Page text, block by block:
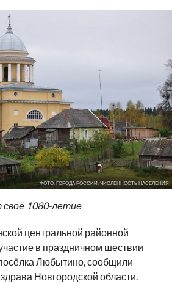
ФОТО: ГОРОДА РОССИИ, ЧИСЛЕННОСТЬ НАСЕЛЕНИЯ
своё 1080-летие
центральной районной
в праздничном шествии
Любытино, сообщили
Новгородской области.